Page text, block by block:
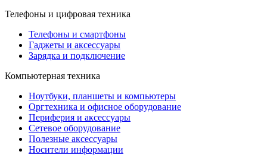
Телефоны и цифровая техника
Телефоны и смартфоны
Гаджеты и аксессуары
Зарядка и подключение
Компьютерная техника
Ноутбуки, планшеты и компьютеры
Оргтехника и офисное оборудование
Периферия и аксессуары
Cетевое оборудование
Полезные аксессуары
Носители информации